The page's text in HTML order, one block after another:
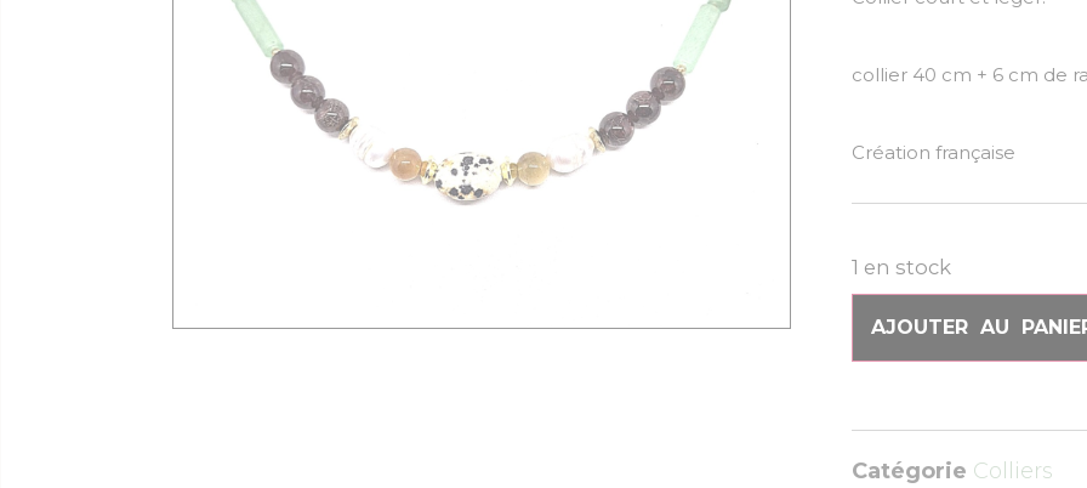
collier 40 cm + 6 cm de
Création française
1 en stock
AJOUTER AU
Catégorie Colliers